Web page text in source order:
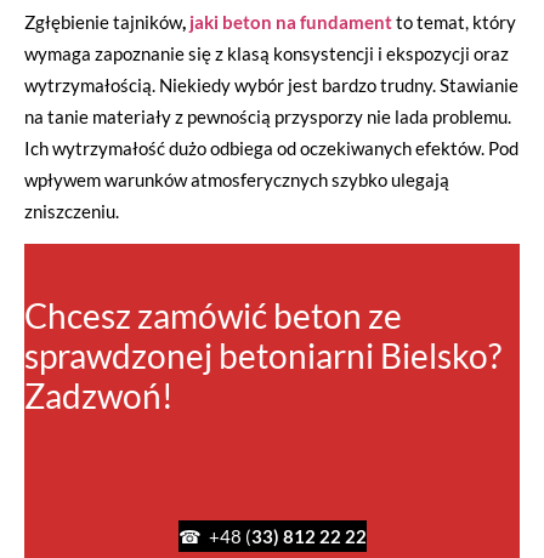
Zgłębienie tajników, jaki beton na fundamentto temat, który
wymaga zapoznanie się z klasą konsystencji i ekspozycji oraz
wytrzymałością. Niekiedy wybór jest bardzo trudny. Stawianie
na tanie materiały z pewnością przysporzy nie lada problemu.
Ich wytrzymałość dużo odbiega od oczekiwanych efektów. Pod
wpływem warunków atmosferycznych szybko ulegają
zniszczeniu.
Chcesz zamówić beton ze
sprawdzonej betoniarni Bielsko?
Zadzwoń!
☎ +48 (33) 812 22 22